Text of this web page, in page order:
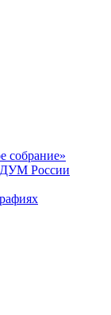
собрание»
России